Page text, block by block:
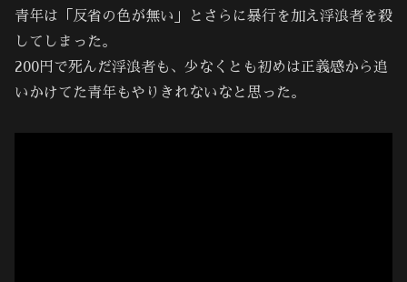
青年は「反省の色が無い」とさらに暴行を加え浮浪者を殺
してしまった。
200円で死んだ浮浪者も、少なくとも初めは正義感から追
いかけてた青年もやりきれないなと思った。